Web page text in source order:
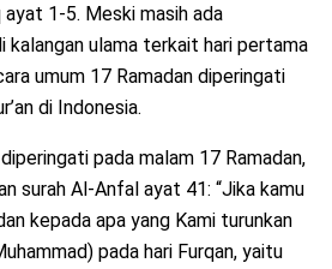
1-5. Meski masih ada
kalangan ulama terkait hari pertama
umum 17 Ramadan diperingati
di Indonesia.
diperingati pada malam 17 Ramadan,
surah Al-Anfal ayat 41: “Jika kamu
kepada apa yang Kami turunkan
pada hari Furqan, yaitu